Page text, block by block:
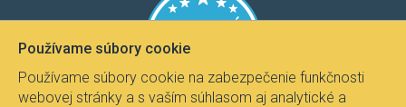
Používame súbory cookie
Používame súbory cookie na zabezpečenie funkčnosti
webovej stránky a s vaším súhlasom aj analytické a